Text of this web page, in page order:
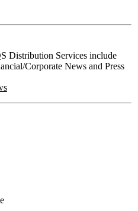
Distribution Services include
Corporate News and Press